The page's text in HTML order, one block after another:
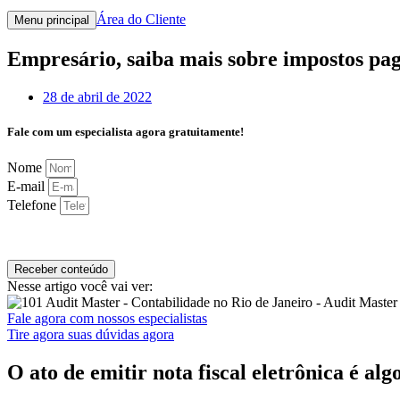
Menu principal Área do Cliente
Empresário, saiba mais sobre impostos
28 de abril de 2022
Fale com um especialista agora gratuitamente!
Nome
E-mail
Telefone
Receber conteúdo
Nesse artigo você vai ver:
Fale agora com nossos especialistas
Tire agora suas dúvidas agora
O ato de emitir nota fiscal eletrônica é